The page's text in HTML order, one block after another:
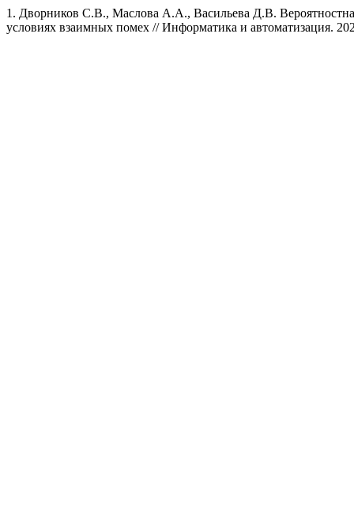
1. Дворников С.В., Маслова А.А., Васильева Д.В.
условиях взаимных помех // Информатика и автоматизация.